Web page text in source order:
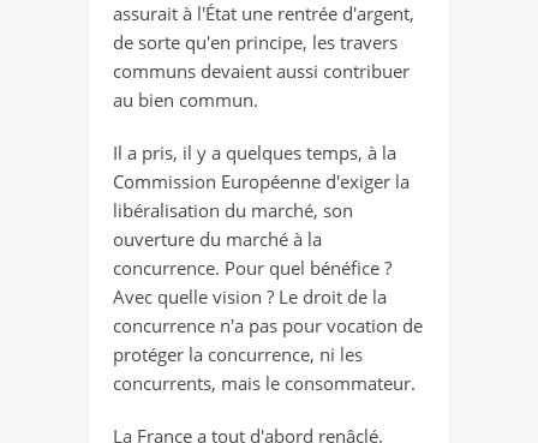
assurait à l'État une rentrée d'argent,
de sorte qu'en principe, les travers
communs devaient aussi contribuer
au bien commun.
Il a pris, il y a quelques temps, à la
Commission Européenne d'exiger la
libéralisation du marché, son
ouverture du marché à la
concurrence. Pour quel bénéfice ?
Avec quelle vision ? Le droit de la
concurrence n'a pas pour vocation de
protéger la concurrence, ni les
concurrents, mais le consommateur.
La France a tout d'abord renâclé.